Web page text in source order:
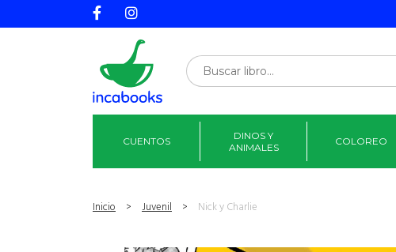
CUENTOS
DINOS Y
ANIMALES
COLOREO
Inicio > Juvenil > Nick y Charlie